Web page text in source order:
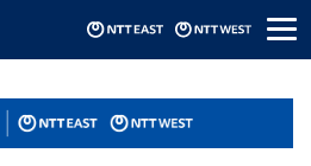
メ
ニ
ー